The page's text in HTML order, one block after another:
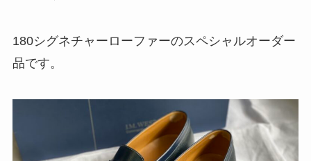
180シグネチャーローファーのスペシャルオーダー
品です。